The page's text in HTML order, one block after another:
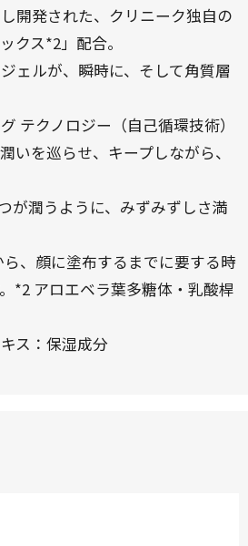
開発された、クリニーク独自の
クス*2」配合。
ェルが、瞬時に、そして角質層
テクノロジー（自己循環技術）
いを巡らせ、キープしながら、
が潤うように、みずみずしさ満
、顔に塗布するまでに要する時
*2 アロエベラ葉多糖体・乳酸桿
ス：保湿成分